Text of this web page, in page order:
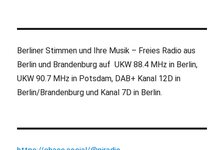
Berliner Stimmen und Ihre Musik – Freies Radio aus
Berlin und Brandenburg auf UKW 88.4 MHz in Berlin,
UKW 90.7 MHz in Potsdam, DAB+ Kanal 12D in
Berlin/Brandenburg und Kanal 7D in Berlin.